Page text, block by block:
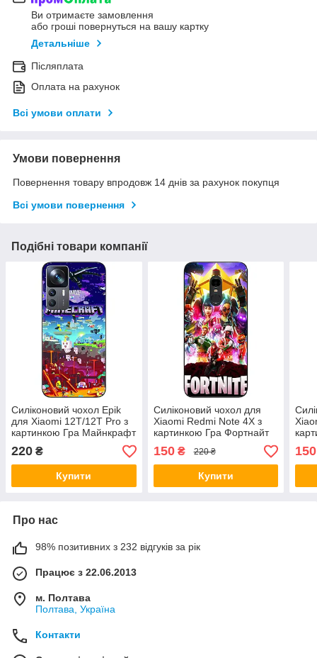
Ви отримаєте замовлення
або гроші повернуться на вашу картку
Детальніше
Післяплата
Оплата на рахунок
Всі умови оплати
Умови повернення
Повернення товару впродовж 14 днів за рахунок покупця
Всі умови повернення
Подібні товари компанії
Силіконовий чохол Epik
для Xiaomi 12T/12T Pro з
картинкою Гра Майнкрафт
220 ₴
Купити
Силіконовий чохол для
Xiaomi Redmi Note 4X з
картинкою Гра Фортнайт
150₴ 220 ₴
Купити
150
Про нас
98% позитивних з 232 відгуків за рік
Працює з 22.06.2013
м. Полтава
Полтава, Україна
Контакти